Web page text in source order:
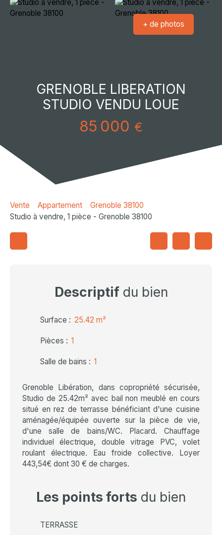
+ de photos
GRENOBLE LIBERATION
STUDIO VENDU LOUE
85 000 €
Vente Appartement
Grenoble 38100
Studio à vendre, 1 pièce - Grenoble 38100
Descriptifdu bien
Surface : 25.42 m²
Pièces : 1
Salle de bains : 1
Grenoble Libération, dans copropriété sécurisée,
Studio de 25.42m² avec bail non meublé en cours
situé en rez de terrasse bénéficiant d'une cuisine
aménagée/équipée ouverte sur la pièce de vie,
d'une salle de bains/WC. Placard. Chauffage
individuel électrique, double vitrage PVC, volet
roulant électrique. Eau froide collective. Loyer
443,54€ dont 30 € de charges.
Les points forts du bien
TERRASSE